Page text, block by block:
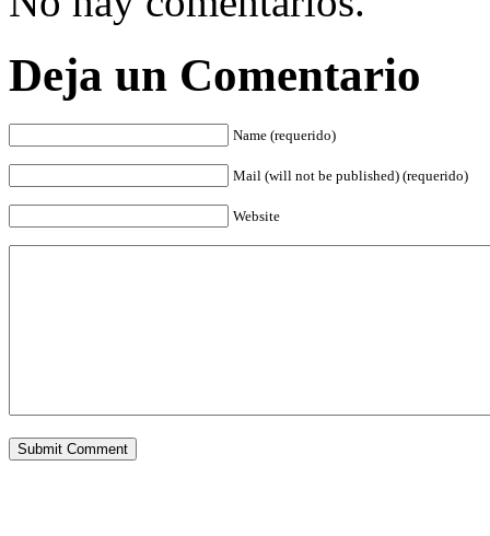
Deja un Comentario
Name (requerido)
Mail (will not be published) (requerido)
Website